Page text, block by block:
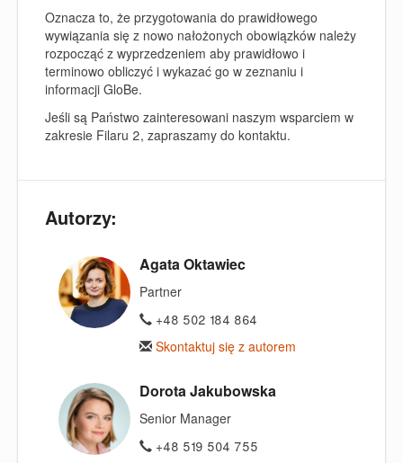
Oznacza to, że przygotowania do prawidłowego
wywiązania się z nowo nałożonych obowiązków należy
rozpocząć z wyprzedzeniem aby prawidłowo i
terminowo obliczyć i wykazać go w zeznaniu i
informacji GloBe.
Jeśli są Państwo zainteresowani naszym wsparciem w
zakresie Filaru 2, zapraszamy do kontaktu.
Autorzy:
Agata Oktawiec
Partner
+48 502 184 864
Skontaktuj się z autorem
Dorota Jakubowska
Senior Manager
+48 519 504 755